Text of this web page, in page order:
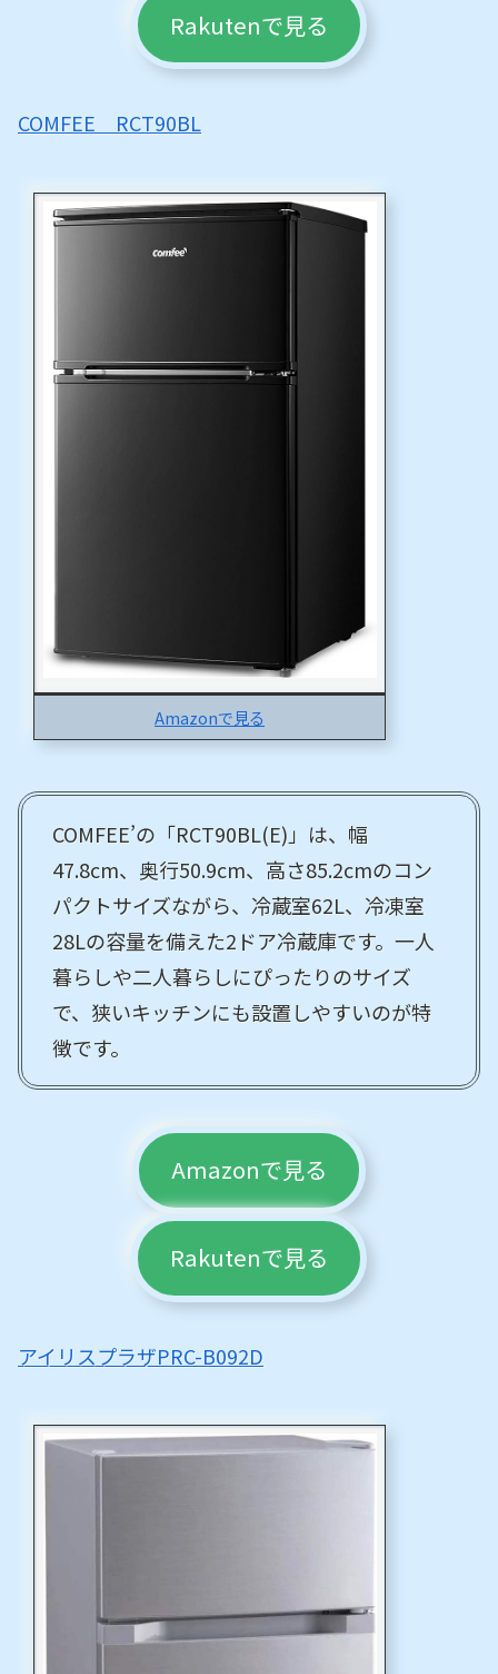
Rakutenで見る
COMFEE RCT90BL
Amazonで見る
COMFEE’の「RCT90BL(E)」は、幅
47.8cm、奥行50.9cm、高さ85.2cmのコン
パクトサイズながら、冷蔵室62L、冷凍室
28Lの容量を備えた2ドア冷蔵庫です。一人
暮らしや二人暮らしにぴったりのサイズ
で、狭いキッチンにも設置しやすいのが特
徴です。
Amazonで見る
Rakutenで見る
アイリスプラザPRC-B092D